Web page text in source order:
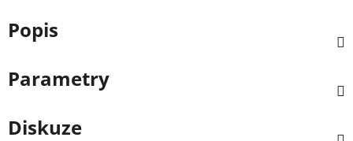
Popis
Parametry
Diskuze